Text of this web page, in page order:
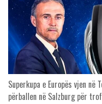
Superkupa e Europës vjen në
përballen në Salzburg për